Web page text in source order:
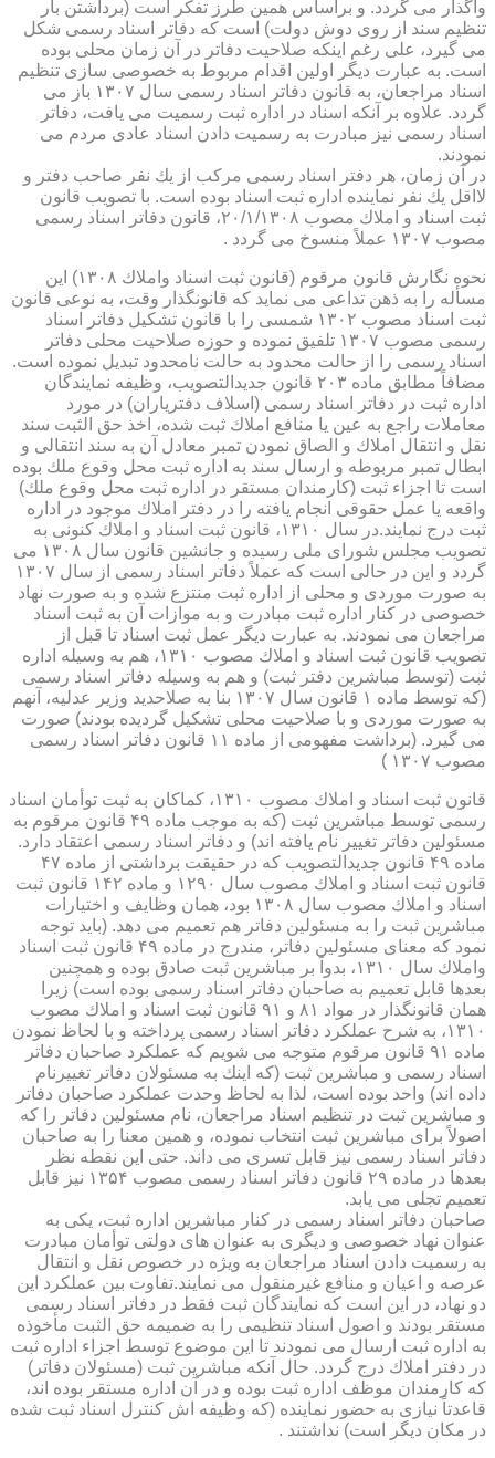
واگذار می گردد. و براساس همین طرز تفكر است (برداشتن بار
تنظیم سند از روی دوش دولت) است كه دفاتر اسناد رسمی شكل
می گیرد، علی رغم اینكه صلاحیت دفاتر در آن زمان محلی بوده
است. به عبارت دیگر اولین اقدام مربوط به خصوصی سازی تنظیم
اسناد مراجعان، به قانون دفاتر اسناد رسمی سال ۱۳۰۷ باز می
گردد. علاوه بر آنكه اسناد در اداره ثبت رسمیت می یافت، دفاتر
اسناد رسمی نیز مبادرت به رسمیت دادن اسناد عادی مردم می
نمودند.
در آن زمان، هر دفتر اسناد رسمی مركب از یك نفر صاحب دفتر و
لااقل یك نفر نماینده اداره ثبت اسناد بوده است. با تصویب قانون
ثبت اسناد و املاك مصوب ۲۰/۱/۱۳۰۸، قانون دفاتر اسناد رسمی
مصوب ۱۳۰۷ عملاً منسوخ می گردد .
نحوه نگارش قانون مرقوم (قانون ثبت اسناد واملاك ۱۳۰۸) این
مسأله را به ذهن تداعی می نماید كه قانونگذار وقت، به نوعی قانون
ثبت اسناد مصوب ۱۳۰۲ شمسی را با قانون تشكیل دفاتر اسناد
رسمی مصوب ۱۳۰۷ تلفیق نموده و حوزه صلاحیت محلی دفاتر
اسناد رسمی را از حالت محدود به حالت نامحدود تبدیل نموده است.
مضافاً مطابق ماده ۲۰۳ قانون جدیدالتصویب، وظیفه نمایندگان
اداره ثبت در دفاتر اسناد رسمی (اسلاف دفتریاران) در مورد
معاملات راجع به عین یا منافع املاك ثبت شده، اخذ حق الثبت سند
نقل و انتقال املاك و الصاق نمودن تمبر معادل آن به سند انتقالی و
ابطال تمبر مربوطه و ارسال سند به اداره ثبت محل وقوع ملك بوده
است تا اجزاء ثبت (كارمندان مستقر در اداره ثبت محل وقوع ملك)
واقعه یا عمل حقوقی انجام یافته را در دفتر املاك موجود در اداره
ثبت درج نمایند.در سال ۱۳۱۰، قانون ثبت اسناد و املاك كنونی به
تصویب مجلس شورای ملی رسیده و جانشین قانون سال ۱۳۰۸ می
گردد و این در حالی است كه عملاً دفاتر اسناد رسمی از سال ۱۳۰۷
به صورت موردی و محلی از اداره ثبت منتزع شده و به صورت نهاد
خصوصی در كنار اداره ثبت مبادرت و به موازات آن به ثبت اسناد
مراجعان می نمودند. به عبارت دیگر عمل ثبت اسناد تا قبل از
تصویب قانون ثبت اسناد و املاك مصوب ۱۳۱۰، هم به وسیله اداره
ثبت (توسط مباشرین دفتر ثبت) و هم به وسیله دفاتر اسناد رسمی
(كه توسط ماده ۱ قانون سال ۱۳۰۷ بنا به صلاحدید وزیر عدلیه، آنهم
به صورت موردی و با صلاحیت محلی تشكیل گردیده بودند) صورت
می گیرد. (برداشت مفهومی از ماده ۱۱ قانون دفاتر اسناد رسمی
مصوب ۱۳۰۷ )
قانون ثبت اسناد و املاك مصوب ۱۳۱۰، كماكان به ثبت توأمان اسناد
رسمی توسط مباشرین ثبت (كه به موجب ماده ۴۹ قانون مرقوم به
مسئولین دفاتر تغییر نام یافته اند) و دفاتر اسناد رسمی اعتقاد دارد.
ماده ۴۹ قانون جدیدالتصویب كه در حقیقت برداشتی از ماده ۴۷
قانون ثبت اسناد و املاك مصوب سال ۱۲۹۰ و ماده ۱۴۲ قانون ثبت
اسناد و املاك مصوب سال ۱۳۰۸ بود، همان وظایف و اختیارات
مباشرین ثبت را به مسئولین دفاتر هم تعمیم می دهد. (باید توجه
نمود كه معنای مسئولین دفاتر، مندرج در ماده ۴۹ قانون ثبت اسناد
واملاك سال ۱۳۱۰، بدواً بر مباشرین ثبت صادق بوده و همچنین
بعدها قابل تعمیم به صاحبان دفاتر اسناد رسمی بوده است) زیرا
همان قانونگذار در مواد ۸۱ و ۹۱ قانون ثبت اسناد و املاك مصوب
۱۳۱۰، به شرح عملكرد دفاتر اسناد رسمی پرداخته و با لحاظ نمودن
ماده ۹۱ قانون مرقوم متوجه می شویم كه عملكرد صاحبان دفاتر
اسناد رسمی و مباشرین ثبت (كه اینك به مسئولان دفاتر تغییرنام
داده اند) واحد بوده است، لذا به لحاظ وحدت عملكرد صاحبان دفاتر
و مباشرین ثبت در تنظیم اسناد مراجعان، نام مسئولین دفاتر را كه
اصولاً برای مباشرین ثبت انتخاب نموده، و همین معنا را به صاحبان
دفاتر اسناد رسمی نیز قابل تسری می داند. حتی این نقطه نظر
بعدها در ماده ۲۹ قانون دفاتر اسناد رسمی مصوب ۱۳۵۴ نیز قابل
تعمیم تجلی می یابد.
صاحبان دفاتر اسناد رسمی در كنار مباشرین اداره ثبت، یكی به
عنوان نهاد خصوصی و دیگری به عنوان های دولتی توأمان مبادرت
به رسمیت دادن اسناد مراجعان به ویژه در خصوص نقل و انتقال
عرصه و اعیان و منافع غیرمنقول می نمایند.تفاوت بین عملكرد این
دو نهاد، در این است كه نمایندگان ثبت فقط در دفاتر اسناد رسمی
مستقر بودند و اصول اسناد تنظیمی را به ضمیمه حق الثبت مأخوذه
به اداره ثبت ارسال می نمودند تا این موضوع توسط اجزاء اداره ثبت
در دفتر املاك درج گردد. حال آنكه مباشرین ثبت (مسئولان دفاتر)
كه كارمندان موظف اداره ثبت بوده و در آن اداره مستقر بوده اند،
قاعدتاً نیازی به حضور نماینده (كه وظیفه اش كنترل اسناد ثبت شده
در مكان دیگر است) نداشتند .